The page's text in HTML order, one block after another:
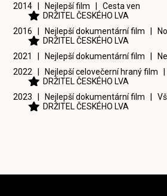
2014 | Nejlepší film |Cesta ven
DRŽITEL ČESKÉHO LVA
2016 | Nejlepší dokumentární film |
DRŽITEL ČESKÉHO LVA
2021 | Nejlepší dokumentární film |
2022 | Nejlepší celovečerní hraný film |
DRŽITEL ČESKÉHO LVA
2023 | Nejlepší dokumentární film |
DRŽITEL ČESKÉHO LVA